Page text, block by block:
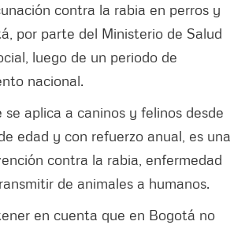
contra la rabia en perros y
por parte del Ministerio de Salud
luego de un periodo de
nacional.
se aplica a caninos y felinos desde
edad y con refuerzo anual, es una
contra la rabia, enfermedad
de animales a humanos.
en cuenta que en Bogotá no